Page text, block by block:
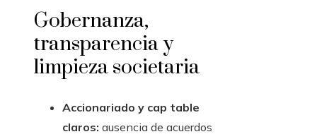
Gobernanza,
transparencia y
limpieza societaria
Accionariado y cap table
claros: ausencia de acuerdos